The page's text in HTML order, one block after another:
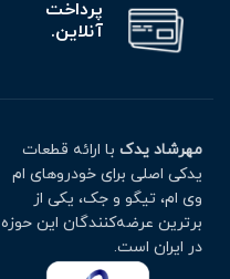
پرداخت
آنلاین.
مهرشاد یدک با ارائه قطعات
یدکی اصلی برای خودروهای ام
وی ام، تیگو و جک، یکی از
برترین عرضه‌کنندگان این حوزه
در ایران است.